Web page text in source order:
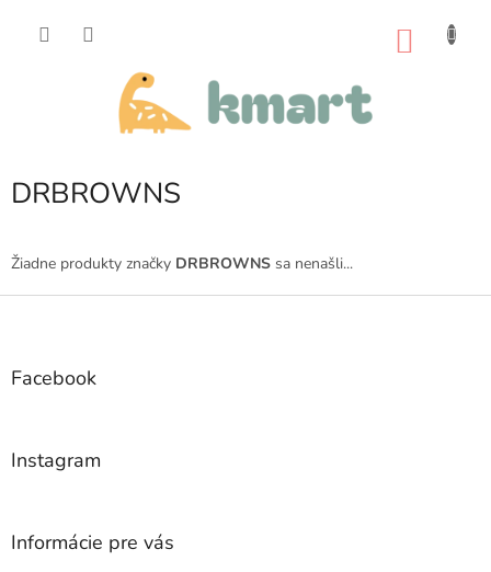
DRBROWNS
Žiadne produkty značky DRBROWNS sa nenašli...
Z
Facebook
Instagram
Informácie pre vás